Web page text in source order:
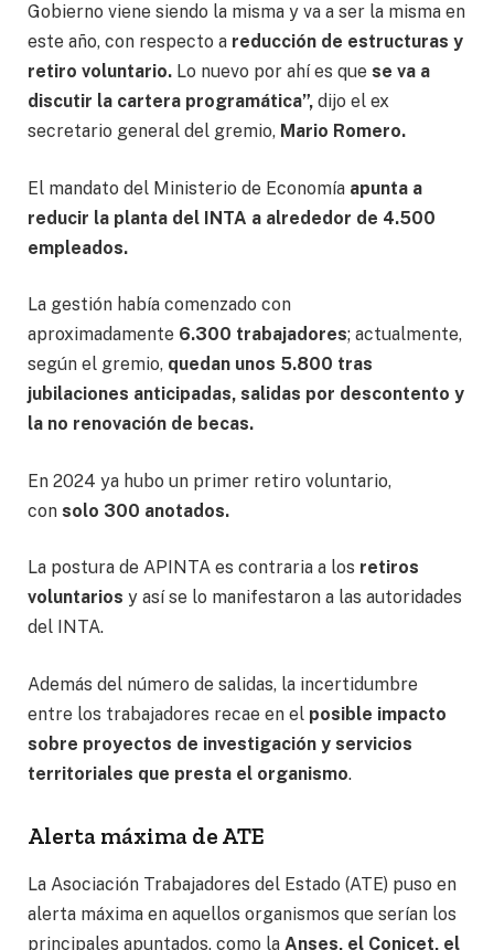
Gobierno viene siendo la misma y va a ser la misma en
este año, con respecto a reducción de estructuras y
retiro voluntario. Lo nuevo por ahí es que se va a
discutir la cartera programática”, dijo el ex
secretario general del gremio, Mario Romero.
El mandato del Ministerio de Economía apunta a
reducir la planta del INTA a alrededor de 4.500
empleados.
La gestión había comenzado con
aproximadamente 6.300 trabajadores; actualmente,
según el gremio, quedan unos 5.800 tras
jubilaciones anticipadas, salidas por descontento y
la no renovación de becas.
En 2024 ya hubo un primer retiro voluntario,
con solo 300 anotados.
La postura de APINTA es contraria a los retiros
voluntarios y así se lo manifestaron a las autoridades
del INTA.
Además del número de salidas, la incertidumbre
entre los trabajadores recae en el posible impacto
sobre proyectos de investigación y servicios
territoriales que presta el organismo.
Alerta máxima de ATE
La Asociación Trabajadores del Estado (ATE) puso en
alerta máxima en aquellos organismos que serían los
principales apuntados, como la Anses, el Conicet, el